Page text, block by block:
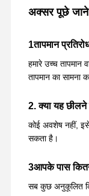
अक्सर पूछे जाने
1तापमान
हमारे उच्च तापमान
तापमान का सामना
2. क्या यह
कोई अवशेष नहीं,
सकता है।
3आपके पास
सब कुछ अनुकूलित